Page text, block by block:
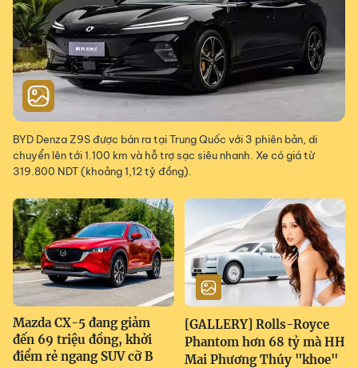
BYD Denza Z9S được bán ra tại Trung Quốc với 3 phiên bản, di
chuyển lên tới 1.100 km và hỗ trợ sạc siêu nhanh. Xe có giá từ
319.800 NDT (khoảng 1,12 tỷ đồng).
Mazda CX-5 đang giảm
đến 69 triệu đồng, khởi
điểm rẻ ngang SUV cỡ B
[GALLERY] Rolls-Royce
Phantom hơn 68 tỷ mà HH
Mai Phương Thúy "khoe"